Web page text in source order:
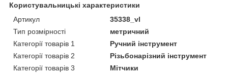
Користувальницькі характеристики
Артикул
35338_vl
Тип розмірності
метричний
Категорії товарів 1
Ручний інструмент
Категорії товарів 2
Різьбонарізний інструмент
Категорії товарів 3
Мітчики